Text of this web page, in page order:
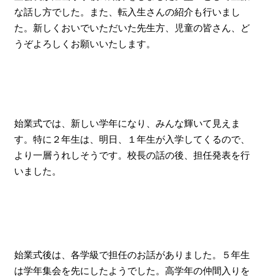
な話し方でした。また、転入生さんの紹介も行いまし
た。新しくおいでいただいた先生方、児童の皆さん、ど
うぞよろしくお願いいたします。
始業式では、新しい学年になり、みんな輝いて見えま
す。特に２年生は、明日、１年生が入学してくるので、
より一層うれしそうです。校長の話の後、担任発表を行
いました。
始業式後は、各学級で担任のお話がありました。５年生
は学年集会を先にしたようでした。高学年の仲間入りを